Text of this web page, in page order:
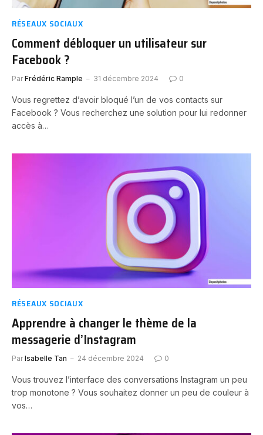
RÉSEAUX SOCIAUX
Comment débloquer un utilisateur sur
Facebook ?
Par Frédéric Rample 31 décembre 2024 0
Vous regrettez d’avoir bloqué l’un de vos contacts sur
Facebook ? Vous recherchez une solution pour lui redonner
accès à…
RÉSEAUX SOCIAUX
Apprendre à changer le thème de la
messagerie d’Instagram
Par Isabelle Tan 24 décembre 2024 0
Vous trouvez l’interface des conversations Instagram un peu
trop monotone ? Vous souhaitez donner un peu de couleur à
vos…